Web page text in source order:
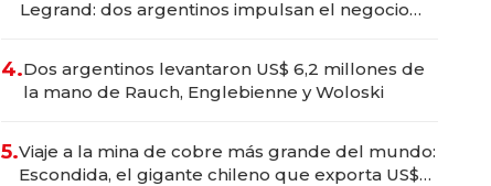
Legrand: dos argentinos impulsan el negocio
4.Dos argentinos levantaron US$ 6,2 millones de
la mano de Rauch, Englebienne y Woloski
5.Viaje a la mina de cobre más grande del mundo:
Escondida, el gigante chileno que exporta US$